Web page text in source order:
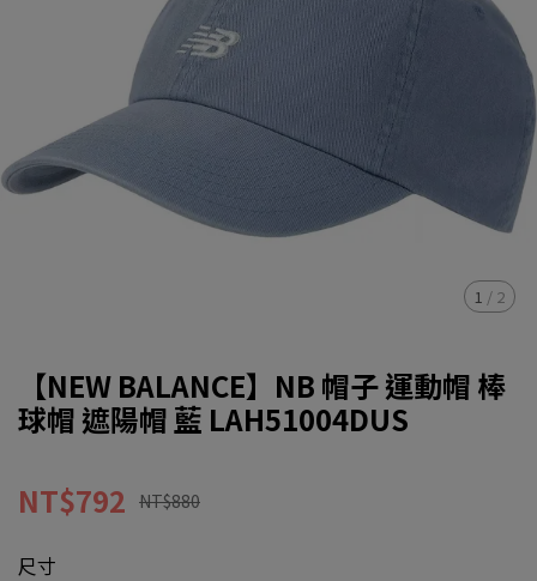
1 / 2
【NEW BALANCE】NB 帽子 運動帽 棒
球帽 遮陽帽 藍 LAH51004DUS
NT$792 NT$880
尺寸